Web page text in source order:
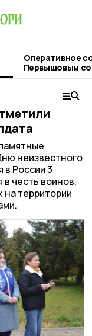
Оперативное
Первышовым
неизвестного
в России 3
честь воинов,
на территории